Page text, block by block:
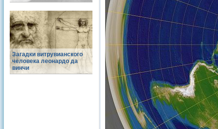
Загадки витрувианского
человека леонардо да
винчи